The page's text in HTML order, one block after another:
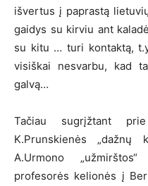
išvertus į paprastą
gaidys su kirviu ant
su kitu … turi kontaktą,
visiškai nesvarbu, kad
galvą…
Tačiau sugrįžtant
K.Prunskienės „dažnų
A.Urmono
profesorės kelionės į